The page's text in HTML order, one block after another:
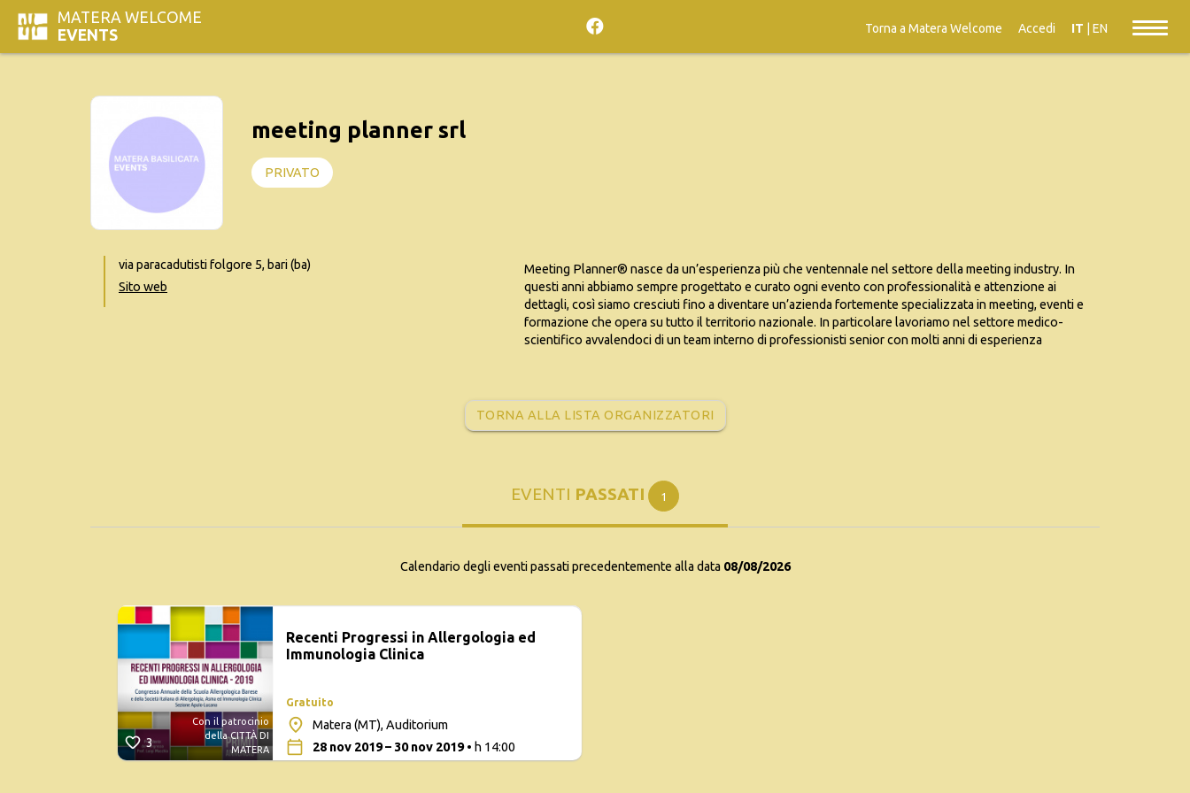
MATERA WELCOME
EVENTS
Torna a Matera Welcome Accedi IT EN
meeting planner srl
PRIVATO
via paracadutisti folgore 5, bari (ba)
Sito web
Meeting Planner® nasce da un’esperienza più che ventennale nel settore della meeting industry. In
questi anni abbiamo sempre progettato e curato ogni evento con professionalità e attenzione ai
dettagli, così siamo cresciuti fino a diventare un’azienda fortemente specializzata in meeting, eventi e
formazione che opera su tutto il territorio nazionale. In particolare lavoriamo nel settore medico-
scientifico avvalendoci di un team interno di professionisti senior con molti anni di esperienza
TORNA ALLA LISTA ORGANIZZATORI
EVENTI PASSATI 1
Calendario degli eventi passati precedentemente alla data 08/08/2026
3
Con il patrocinio
della CITTÀ DI
MATERA
Recenti Progressi in Allergologia ed
Immunologia Clinica
Gratuito
Matera (MT), Auditorium
28 nov 2019 – 30 nov 2019• h 14:00